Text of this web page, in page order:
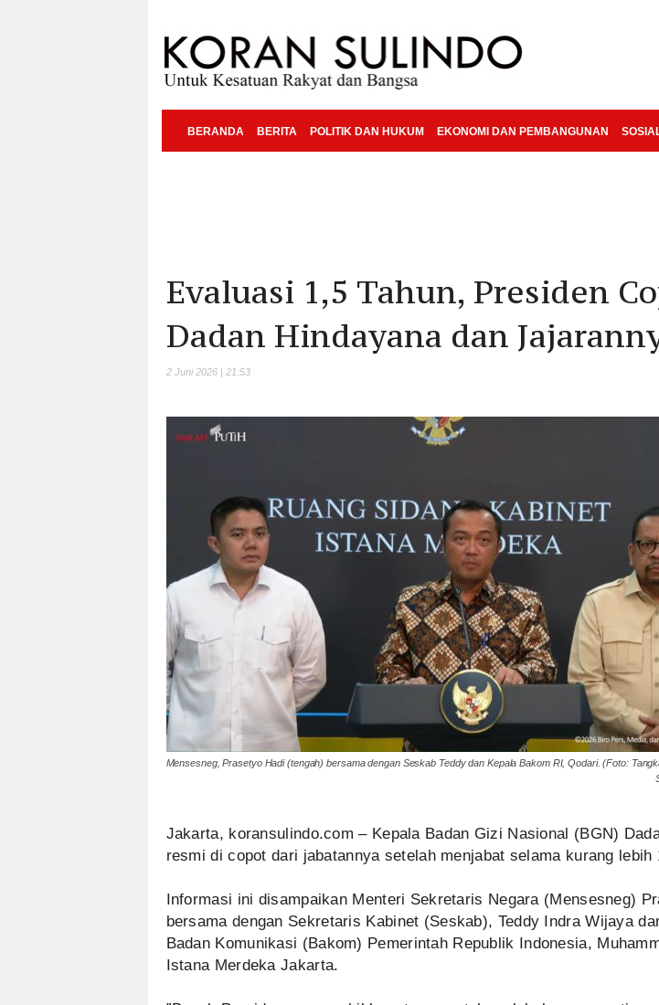
BERANDA BERITA POLITIK DAN HUKUM EKONOMI DAN PEMBANGUNAN
Evaluasi 1,5 Tahun, Presiden
Dadan Hindayana dan
2 Juni 2026 | 21:53
Mensesneg, Prasetyo Hadi (tengah) bersama dengan Seskab Teddy dan Kepala Bakom RI, Qodari. (Foto:
‎Jakarta, koransulindo.com – Kepala Badan Gizi Nasional (BGN)
resmi di copot dari jabatannya setelah menjabat selama kurang lebih
‎Informasi ini disampaikan Menteri Sekretaris Negara (Mensesneg)
bersama dengan Sekretaris Kabinet (Seskab), Teddy Indra Wijaya
Badan Komunikasi (Bakom) Pemerintah Republik Indonesia,
Istana Merdeka Jakarta.